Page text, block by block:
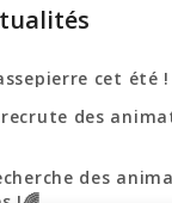
cet été
des
des